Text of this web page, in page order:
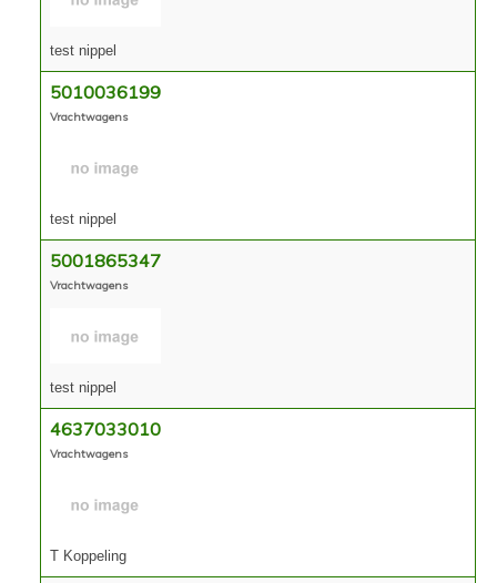
test nippel
5010036199
Vrachtwagens
test nippel
5001865347
Vrachtwagens
test nippel
4637033010
Vrachtwagens
T Koppeling